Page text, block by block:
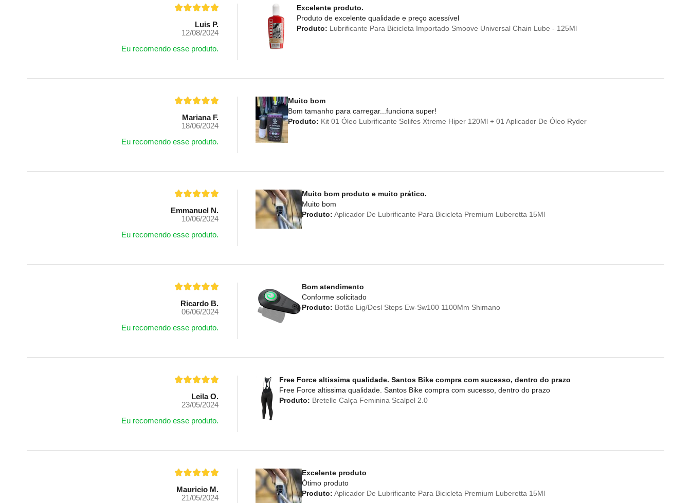
Luis P.
12/08/2024
Eu recomendo esse produto.
Excelente produto.
Produto de excelente qualidade e preço acessível
Produto: Lubrificante Para Bicicleta Importado Smoove Universal Chain Lube - 125Ml
Mariana F.
18/06/2024
Eu recomendo esse produto.
Muito bom
Bom tamanho para carregar...funciona super!
Produto: Kit 01 Óleo Lubrificante Solifes Xtreme Hiper 120Ml + 01 Aplicador De Óleo Ryder
Emmanuel N.
10/06/2024
Eu recomendo esse produto.
Muito bom produto e muito prático.
Muito bom
Produto: Aplicador De Lubrificante Para Bicicleta Premium Luberetta 15Ml
Ricardo B.
06/06/2024
Eu recomendo esse produto.
Bom atendimento
Conforme solicitado
Produto: Botão Lig/Desl Steps Ew-Sw100 1100Mm Shimano
Leila O.
23/05/2024
Eu recomendo esse produto.
Free Force altissima qualidade. Santos Bike compra com sucesso, dentro do prazo
Free Force altissima qualidade. Santos Bike compra com sucesso, dentro do prazo
Produto: Bretelle Calça Feminina Scalpel 2.0
Mauricio M.
21/05/2024
Excelente produto
Ótimo produto
Produto: Aplicador De Lubrificante Para Bicicleta Premium Luberetta 15Ml